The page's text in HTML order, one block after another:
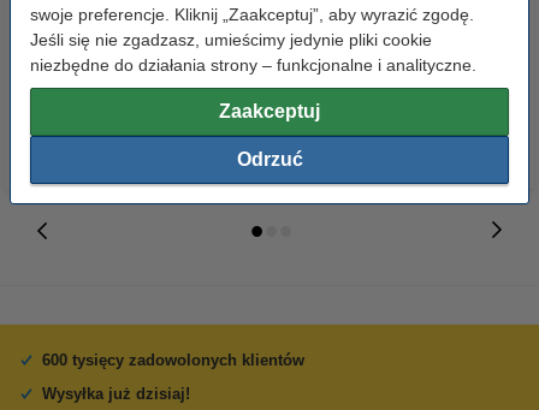
swoje preferencje. Kliknij „Zaakceptuj”, aby wyrazić zgodę.
Jeśli się nie zgadzasz, umieścimy jedynie pliki cookie
niezbędne do działania strony – funkcjonalne i analityczne.
Zaakceptuj
Odrzuć
szt.), 123drukuj
23,00 zł z VAT
szt.), 123drukuj (5 ryz)
110,00 zł z VAT
600 tysięcy zadowolonych klientów
Wysyłka już dzisiaj!